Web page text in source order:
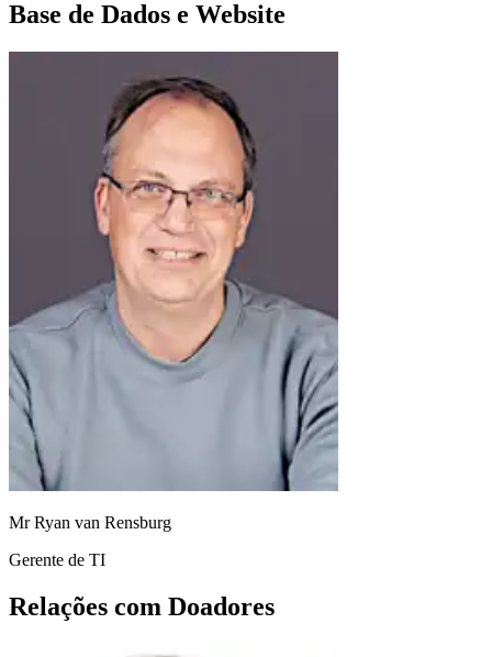
Base de Dados e Website
Mr Ryan van Rensburg
Gerente de TI
Relações com Doadores